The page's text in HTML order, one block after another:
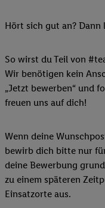
Hört sich gut an? Dann
So wirst du Teil von
Wir benötigen kein
„Jetzt bewerben“ und
freuen uns auf dich!
Wenn deine
bewirb dich bitte nur
deine Bewerbung
zu einem späteren
Einsatzorte aus.